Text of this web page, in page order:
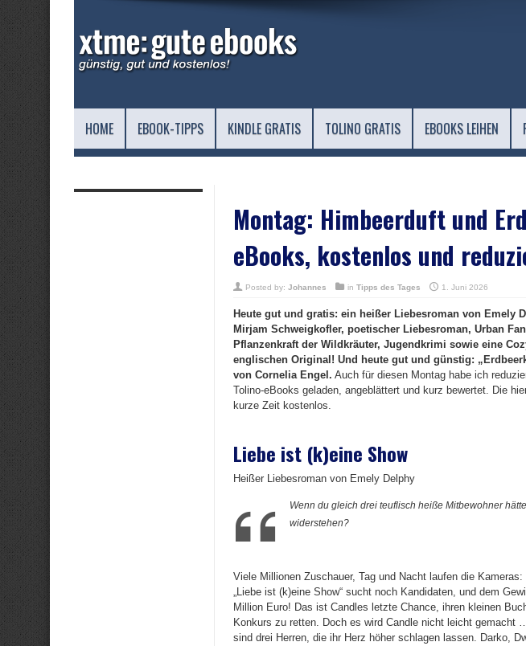
HOME EBOOK-TIPPS KINDLE GRATIS TOLINO GRATIS EBOOKS LEIHEN
Montag: Himbeerduft und
eBooks, kostenlos und
Posted by: Johannes in Tipps des Tages 1. Juni 2026
Heute gut und gratis: ein heißer Liebesroman von Emely
Mirjam Schweigkofler, poetischer Liebesroman, Urban
Pflanzenkraft der Wildkräuter, Jugendkrimi sowie eine
englischen Original! Und heute gut und günstig:
von Cornelia Engel. Auch für diesen Montag habe ich
Tolino-eBooks geladen, angeblättert und kurz bewertet. Die
kurze Zeit kostenlos.
Liebe ist (k)eine Show
Heißer Liebesroman von Emely Delphy
Wenn du gleich drei teuflisch heiße Mitbewohner
widerstehen?
Viele Millionen Zuschauer, Tag und Nacht laufen die
„Liebe ist (k)eine Show“ sucht noch Kandidaten, und dem
Million Euro! Das ist Candles letzte Chance, ihren kleinen
Konkurs zu retten. Doch es wird Candle nicht leicht gemacht
sind drei Herren, die ihr Herz höher schlagen lassen. Darko,